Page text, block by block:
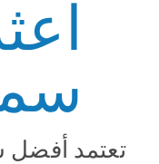
تعتمد أفضل